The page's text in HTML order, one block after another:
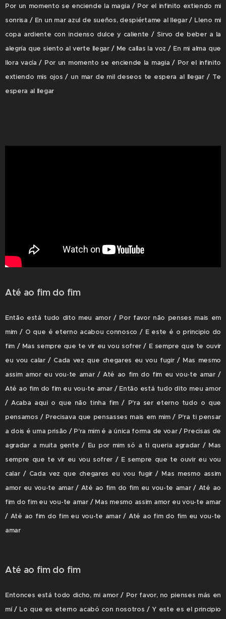
Por un momento se enciende la magia / Por el infinito extiendo mi
sonrisa / En un mar azul de sueños, despiértame al llegar / Lleno mi
copa ardiente con incienso dulce y caliente / Sirvo de beber a la
alegría que siento al verte llegar / Me callas la voz / En mi alma que
llora vacía / Por un momento se enciende la magia / Por el infinito
extiendo mis ojos / un mar de mil deseos te espera al llegar / Te
espera al llegar
Até ao fim do fim
Então está tudo dito meu amor / Por favor não penses mais em
mim / O que é eterno acabou connosco / E este é o principio do
fim / Mas sempre que te vir eu vou sofrer / E sempre que te ouvir
eu vou calar / Cada vez que chegares eu vou fugir / Mas mesmo
assim amor eu vou-te amar / Até ao fim do fim eu vou-te amar /
Até ao fim do fim eu vou-te amar / Então está tudo dito meu amor
/ Acaba aqui o que não tinha fim / P'ra ser eterno tudo o que
pensamos / Precisava que pensasses mais em mim / P'ra ti pensar
a dois é uma prisão / P'ra mim é a única forma de voar / Precisas de
agradar a muita gente / Eu por mim só a ti queria agradar / Mas
sempre que te vir eu vou sofrer / E sempre que te ouvir eu vou
calar / Cada vez que chegares eu vou fugir / Mas mesmo assim
amor eu vou-te amar / Até ao fim do fim eu vou-te amar / Até ao
fim do fim eu vou-te amar / Mas mesmo assim amor eu vou-te amar
/ Até ao fim do fim eu vou-te amar / Até ao fim do fim eu vou-te
amar
Até ao fim do fim
Entonces está todo dicho, mi amor / Por favor, no pienses más en
mí / Lo que es eterno acabó con nosotros / Y este es el principio